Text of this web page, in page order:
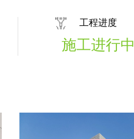
工程进度
施工进行中